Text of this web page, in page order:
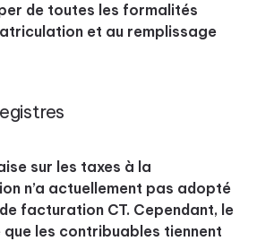
de toutes les formalités
et au remplissage
sur les taxes à la
n’a actuellement pas adopté
facturation CT. Cependant, le
que les contribuables tiennent